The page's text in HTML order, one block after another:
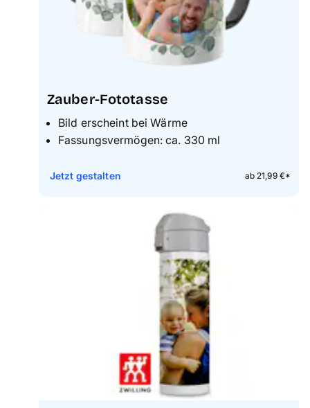
Zauber-Fototasse
Bild erscheint bei Wärme
Fassungsvermögen: ca. 330 ml
ab 21,99 €*
Jetzt gestalten